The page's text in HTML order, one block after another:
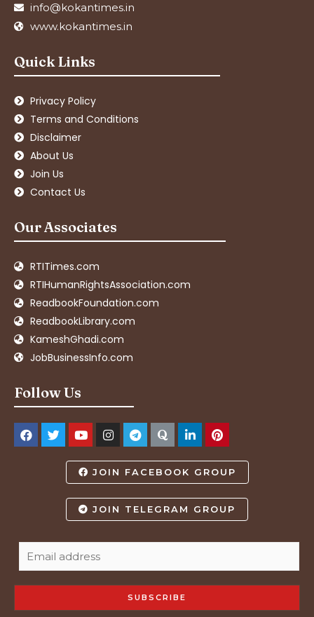
info@kokantimes.in
www.kokantimes.in
Quick Links
Privacy Policy
Terms and Conditions
Disclaimer
About Us
Join Us
Contact Us
Our Associates
RTITimes.com
RTIHumanRightsAssociation.com
ReadbookFoundation.com
ReadbookLibrary.com
KameshGhadi.com
JobBusinessInfo.com
Follow Us
JOIN FACEBOOK GROUP
JOIN TELEGRAM GROUP
SUBSCRIBE